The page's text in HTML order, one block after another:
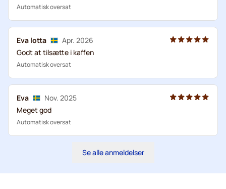
Automatisk oversat
Eva lotta
Apr. 2026
Godt at tilsætte i kaffen
Automatisk oversat
Eva
Nov. 2025
Meget god
Automatisk oversat
Se alle anmeldelser